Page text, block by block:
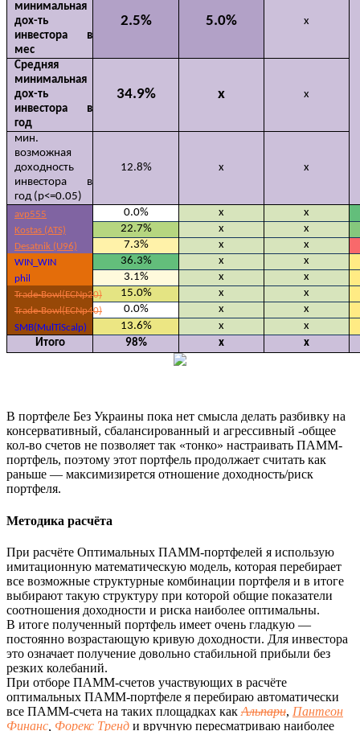
минимальная
дох-ть
инвестора в
мес
2.5% 5.0% х
Средняя
минимальная
дох-ть
инвестора в
год
34.9% x х
мин.
возможная
доходность
инвестора в
год (p<=0.05)
12.8% x х
avp555 0.0% x х
Kostas (ATS) 22.7% x х
Desatnik (U96) 7.3% x х
WIN_WIN 36.3% x х
phil 3.1% x х
Trade-Bowl(ECNp20) 15.0% x х
Trade-Bowl(ECNp40) 0.0% x х
SMB(MulTiScalp) 13.6% x
х
Итого
98% x х
В портфеле Без Украины пока нет смысла делать разбивку на
консервативный, сбалансированный и агрессивный -общее
кол-во счетов не позволяет так «тонко» настраивать ПАММ-
портфель, поэтому этот портфель продолжает считать как
раньше — максимизирется отношение доходность/риск
портфеля.
Методика расчёта
При расчёте Оптимальных ПАММ-портфелей я использую
имитационную математическую модель, которая перебирает
все возможные структурные комбинации портфеля и в итоге
выбирают такую структуру при которой общие показатели
соотношения доходности и риска наиболее оптимальны.
В итоге полученный портфель имеет очень гладкую —
постоянно возрастающую кривую доходности. Для инвестора
это означает получение довольно стабильной прибыли без
резких колебаний.
При отборе ПАММ-счетов участвующих в расчёте
оптимальных ПАММ-портфеле я перебираю автоматически
все ПАММ-счета на таких площадках как Альпари, Пантеон
Финанс Форекс Тренд и вручную пересматриваю наиболее